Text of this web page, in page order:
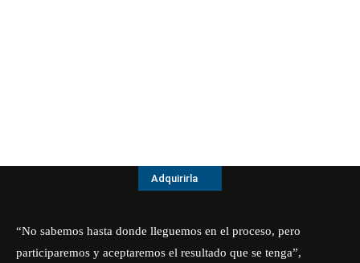
Adquirirla
“No sabemos hasta donde lleguemos en el proceso, pero
participaremos y aceptaremos el resultado que se tenga”,